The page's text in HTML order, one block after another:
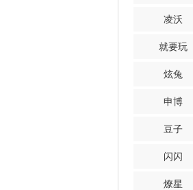
凌沃
就要玩
炫兔
申博
豆子
闪闪
燎星